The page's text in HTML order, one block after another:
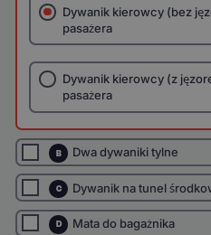
Dywanik kierowcy (bez
pasażera
Dywanik kierowcy (z
pasażera
B Dwa dywaniki tylne
C Dywanik na tunel
D Mata do bagażnika